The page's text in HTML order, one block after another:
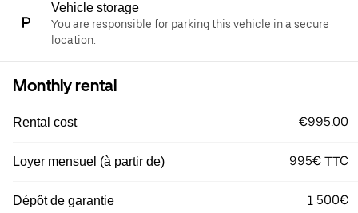
Vehicle storage
You are responsible for parking this vehicle in a secure
location.
Monthly rental
Rental cost €995.00
Loyer mensuel (à partir de) 995€ TTC
Dépôt de garantie 1 500€